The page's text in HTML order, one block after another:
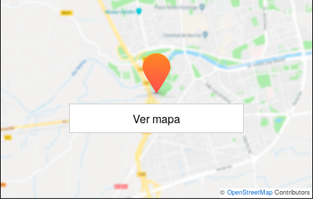
Ver mapa
© OpenStreetMap Contributors